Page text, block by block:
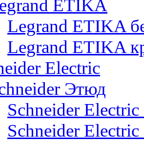
ETIKA
Legrand ETIKA
Legrand ETIKA
Electric
Этюд
Schneider
Schneider